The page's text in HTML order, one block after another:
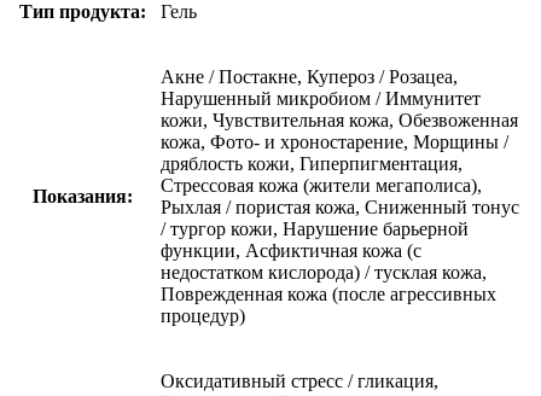
Тип продукта: Гель
Показания:
Акне / Постакне, Купероз / Розацеа,
Нарушенный микробиом / Иммунитет
кожи, Чувствительная кожа, Обезвоженная
кожа, Фото- и хроностарение, Морщины /
дряблость кожи, Гиперпигментация,
Стрессовая кожа (жители мегаполиса),
Рыхлая / пористая кожа, Сниженный тонус
/ тургор кожи, Нарушение барьерной
функции, Асфиктичная кожа (с
недостатком кислорода) / тусклая кожа,
Поврежденная кожа (после агрессивных
процедур)
Оксидативный стресс / гликация,